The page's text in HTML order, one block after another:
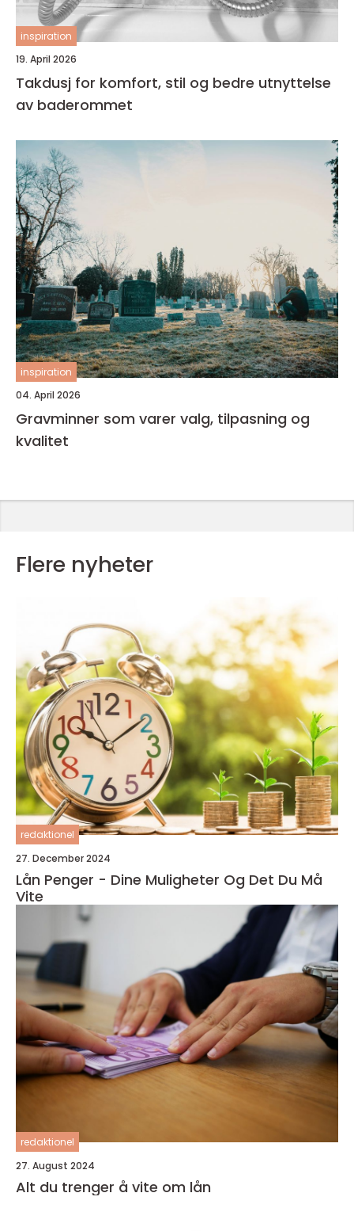
inspiration
19. April 2026
Takdusj for komfort, stil og bedre utnyttelse
av baderommet
inspiration
04. April 2026
Gravminner som varer valg, tilpasning og
kvalitet
Flere nyheter
redaktionel
27. December 2024
Lån Penger - Dine Muligheter Og Det Du Må
Vite
redaktionel
27. August 2024
Alt du trenger å vite om lån